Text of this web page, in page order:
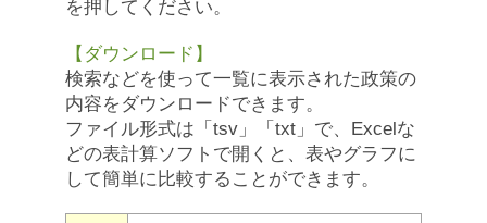
を押してください。
【ダウンロード】
検索などを使って一覧に表示された政策の
内容をダウンロードできます。
ファイル形式は「tsv」「txt」で、Excelな
どの表計算ソフトで開くと、表やグラフに
して簡単に比較することができます。